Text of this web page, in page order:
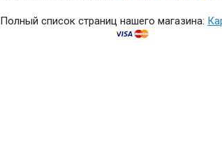
Полный список страниц нашего магазина: